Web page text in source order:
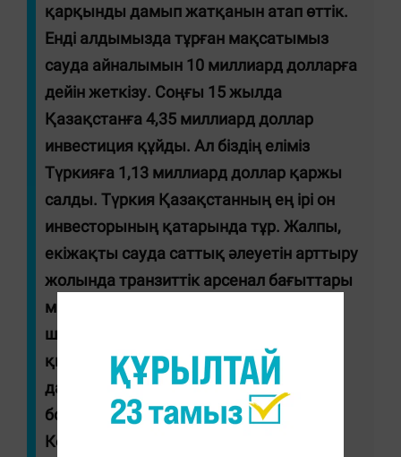
қарқынды дамып жатқанын атап өттік.
Енді алдымызда тұрған мақсатымыз
сауда айналымын 10 миллиард долларға
дейін жеткізу. Соңғы 15 жылда
Қазақстанға 4,35 миллиард доллар
инвестиция құйды. Ал біздің еліміз
Түркияға 1,13 миллиард доллар қаржы
салды. Түркия Қазақстанның ең ірі он
инвесторының қатарында тұр. Жалпы,
екіжақты сауда саттық әлеуетін арттыру
жолында транзиттік арсенал бағыттары
маңызды роль атқарады. Біз тасымал
шығынын азайтып, жеткізу мерзімін
қысқарту үшін транскаспий дәлізін
дамытуға шақырамыз. Бұл мәселе
бойына біз пікір алмастық.
Көзқарасымыз бірдей.